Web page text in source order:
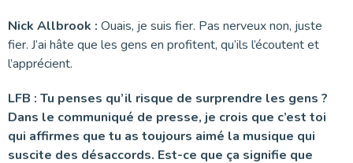
Nick Allbrook : Ouais, je suis fier. Pas nerveux non, juste
fier. J’ai hâte que les gens en profitent, qu’ils l’écoutent et
l’apprécient.
LFB : Tu penses qu’il risque de surprendre les gens ?
Dans le communiqué de presse, je crois que c’est toi
qui affirmes que tu as toujours aimé la musique qui
suscite des désaccords. Est-ce que ça signifie que